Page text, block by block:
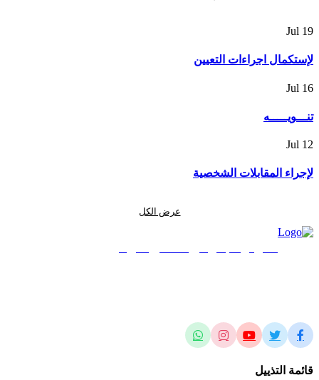
19
Jul
لإستكمال اجراءات التعيين
16
Jul
تنـــويـــــه
12
Jul
لإجراء المقابلات الشخصية
عرض الكل
قائمة التذييل